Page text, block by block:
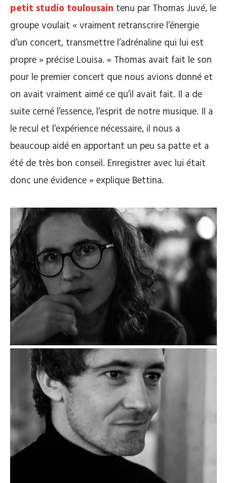
petit studio toulousain tenu par Thomas Juvé, le
groupe voulait « vraiment retranscrire l’énergie
d’un concert, transmettre l’adrénaline qui lui est
propre » précise Louisa. « Thomas avait fait le son
pour le premier concert que nous avions donné et
on avait vraiment aimé ce qu’il avait fait. Il a de
suite cerné l’essence, l’esprit de notre musique. Il a
le recul et l’expérience nécessaire, il nous a
beaucoup aidé en apportant un peu sa patte et a
été de très bon conseil. Enregistrer avec lui était
donc une évidence » explique Bettina.